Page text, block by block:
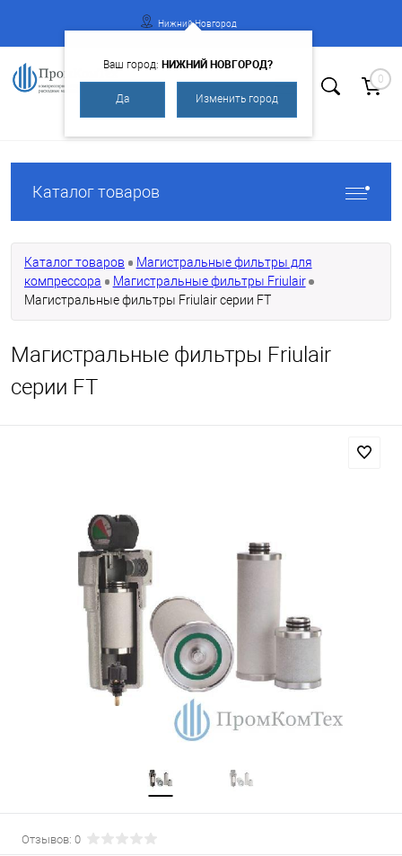
Нижний Новгород
Ваш город: НИЖНИЙ НОВГОРОД?
Да Изменить город
0
Каталог товаров
Каталог товаров
Магистральные фильтры для
компрессора
Магистральные фильтры Friulair
Магистральные фильтры Friulair серии FT
Магистральные фильтры Friulair
серии FT
Отзывов: 0